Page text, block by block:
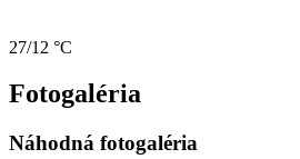
27/12 °C
Fotogaléria
Náhodná fotogaléria